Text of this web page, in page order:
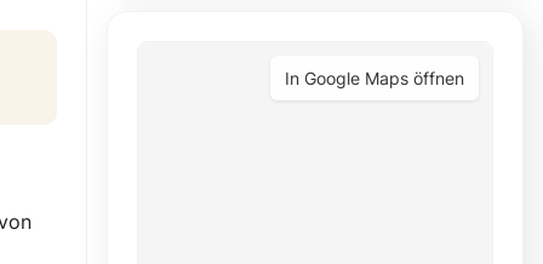
In Google Maps öffnen